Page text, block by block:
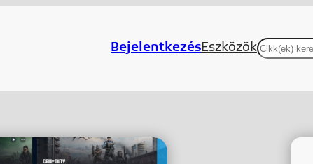
BejelentkezésEszközökKeresés